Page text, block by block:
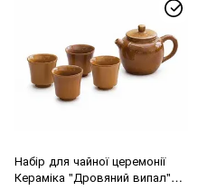
Набір для чайної церемонії
Кераміка "Дровяний випал"